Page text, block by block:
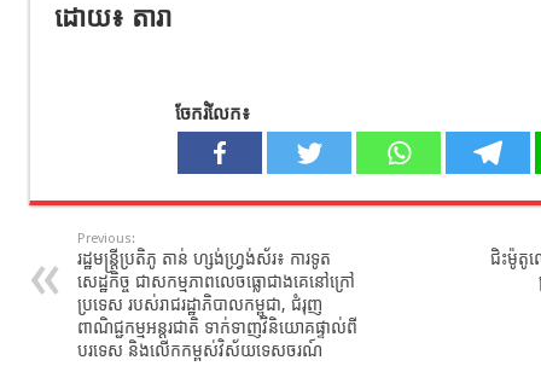
ដោយ​៖ តារា​
ចែករំលែក៖
Previous:
រដ្ឋមន្ដ្រីប្រតិភូ តាន់ ហ្សង់ហ្វ្រង់ស័រ៖ ការទូត
សេដ្ឋកិច្ច ជាសកម្មភាពលេចធ្លោជាងគេនៅក្រៅ
ប្រទេស របស់រាជរដ្ឋាភិបាលកម្ពុជា, ជំរុញ
ពាណិជ្ជកម្មអន្ដរជាតិ ទាក់ទាញវិនិយោគផ្ទាល់ពី
បរទេស និងលើកកម្ពស់វិស័យទេសចរណ៍
ជិះម៉ូតូ​